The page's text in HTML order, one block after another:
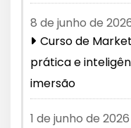
8 de junho de
Curso de
prática e
imersão
1 de junho de 2026